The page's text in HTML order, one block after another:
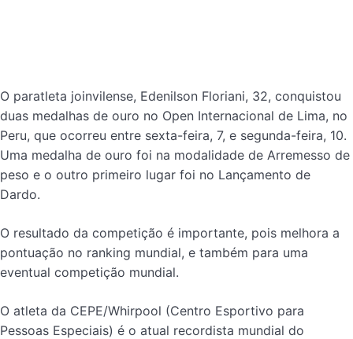
O paratleta joinvilense, Edenilson Floriani, 32, conquistou
duas medalhas de ouro no Open Internacional de Lima, no
Peru, que ocorreu entre sexta-feira, 7, e segunda-feira, 10.
Uma medalha de ouro foi na modalidade de Arremesso de
peso e o outro primeiro lugar foi no Lançamento de
Dardo.
O resultado da competição é importante, pois melhora a
pontuação no ranking mundial, e também para uma
eventual competição mundial.
O atleta da CEPE/Whirpool (Centro Esportivo para
Pessoas Especiais) é o atual recordista mundial do